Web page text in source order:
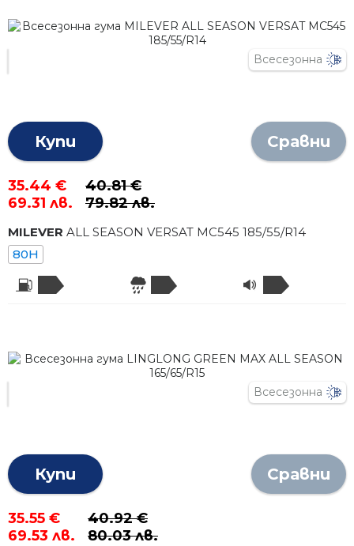
Всесезонна
Купи Сравни
35.44 €
69.31 лв.
40.81 €
79.82 лв.
MILEVER ALL SEASON VERSAT MC545 185/55/R14
80H
Всесезонна
Купи Сравни
35.55 €
69.53 лв.
40.92 €
80.03 лв.